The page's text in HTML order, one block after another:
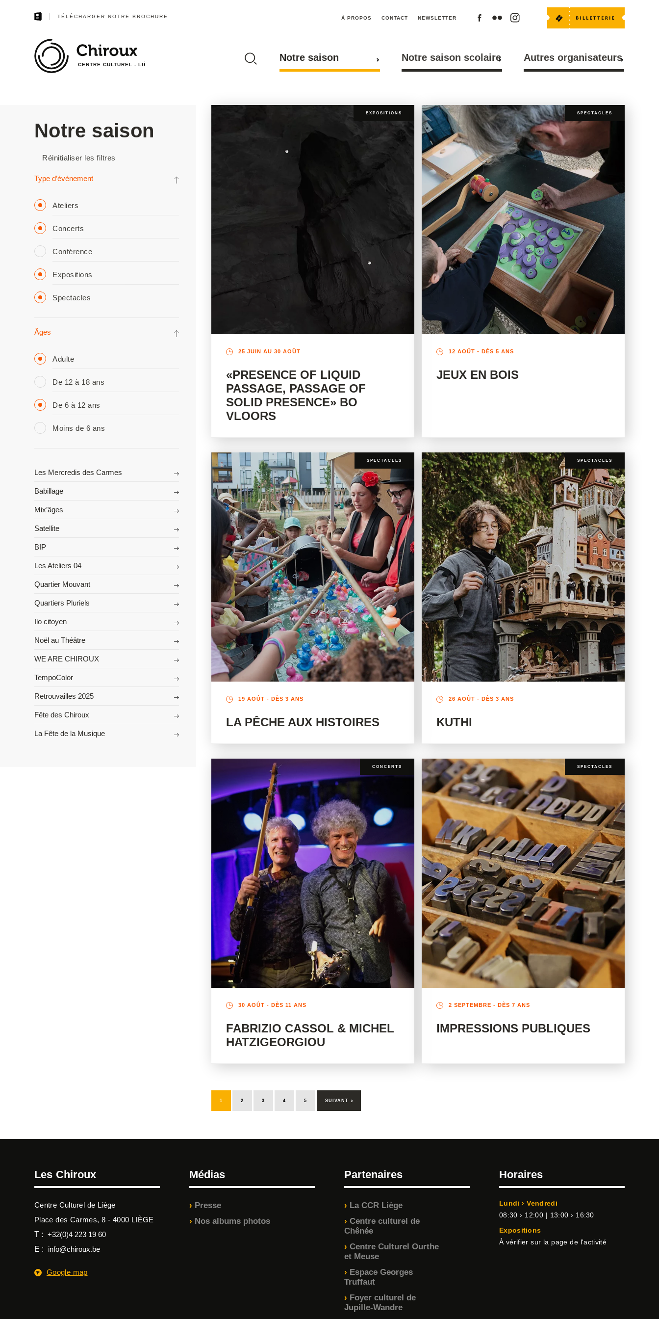
TÉLÉCHARGER NOTRE BROCHURE À PROPOS CONTACT NEWSLETTER
CENTRE CULTUREL - LIÈGE
Notre saison Notre saison scolaire Autres organisateurs
Notre saison
Réinitialiser les filtres
Type d’événement
Ateliers
Concerts
Conférence
Expositions
Spectacles
Âges
Adulte
De 12 à 18 ans
De 6 à 12 ans
Moins de 6 ans
Les Mercredis des Carmes
Babillage
Mix’âges
Satellite
BIP
Les Ateliers 04
Quartier Mouvant
Quartiers Pluriels
Ilo citoyen
Noël au Théâtre
WE ARE CHIROUX
TempoColor
Retrouvailles 2025
Fête des Chiroux
La Fête de la Musique
EXPOSITIONS
25 JUIN AU 30 AOÛT
«PRESENCE OF LIQUID
PASSAGE, PASSAGE OF
SOLID PRESENCE» BO
VLOORS
SPECTACLES
12 AOÛT - DÈS 5 ANS
JEUX EN BOIS
SPECTACLES
19 AOÛT - DÈS 3 ANS
LA PÊCHE AUX HISTOIRES
SPECTACLES
26 AOÛT - DÈS 3 ANS
KUTHI
CONCERTS
30 AOÛT - DÈS 11 ANS
FABRIZIO CASSOL & MICHEL
HATZIGEORGIOU
SPECTACLES
2 SEPTEMBRE - DÈS 7 ANS
IMPRESSIONS PUBLIQUES
1 2 3 4 5 SUIVANT ›
Les Chiroux
Centre Culturel de Liège
Place des Carmes, 8 - 4000 LIÈGE
T : +32(0)4 223 19 60
E :
info@chiroux.be
Google map
Médias
Presse
Nos albums photos
Partenaires
La CCR Liège
Centre culturel de
Chênée
Centre Culturel Ourthe
et Meuse
Espace Georges
Truffaut
Foyer culturel de
Jupille-Wandre
Horaires
Lundi › Vendredi
08:30 › 12:00 | 13:00 › 16:30
Expositions
À vérifier sur la page de l'activité